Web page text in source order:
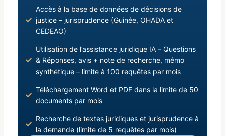
Accès à la base de données de décisions de
justice – jurisprudence (Guinée, OHADA et
CEDEAO)
Utilisation de l’assistance juridique IA – Questions
& Réponses, avis + note de recherche, mémo
synthétique – limite à 100 requêtes par mois
Téléchargement Word et PDF dans la limite de 50
documents par mois
Recherche de textes juridiques et jurisprudence à
la demande (limite de 5 requêtes par mois)